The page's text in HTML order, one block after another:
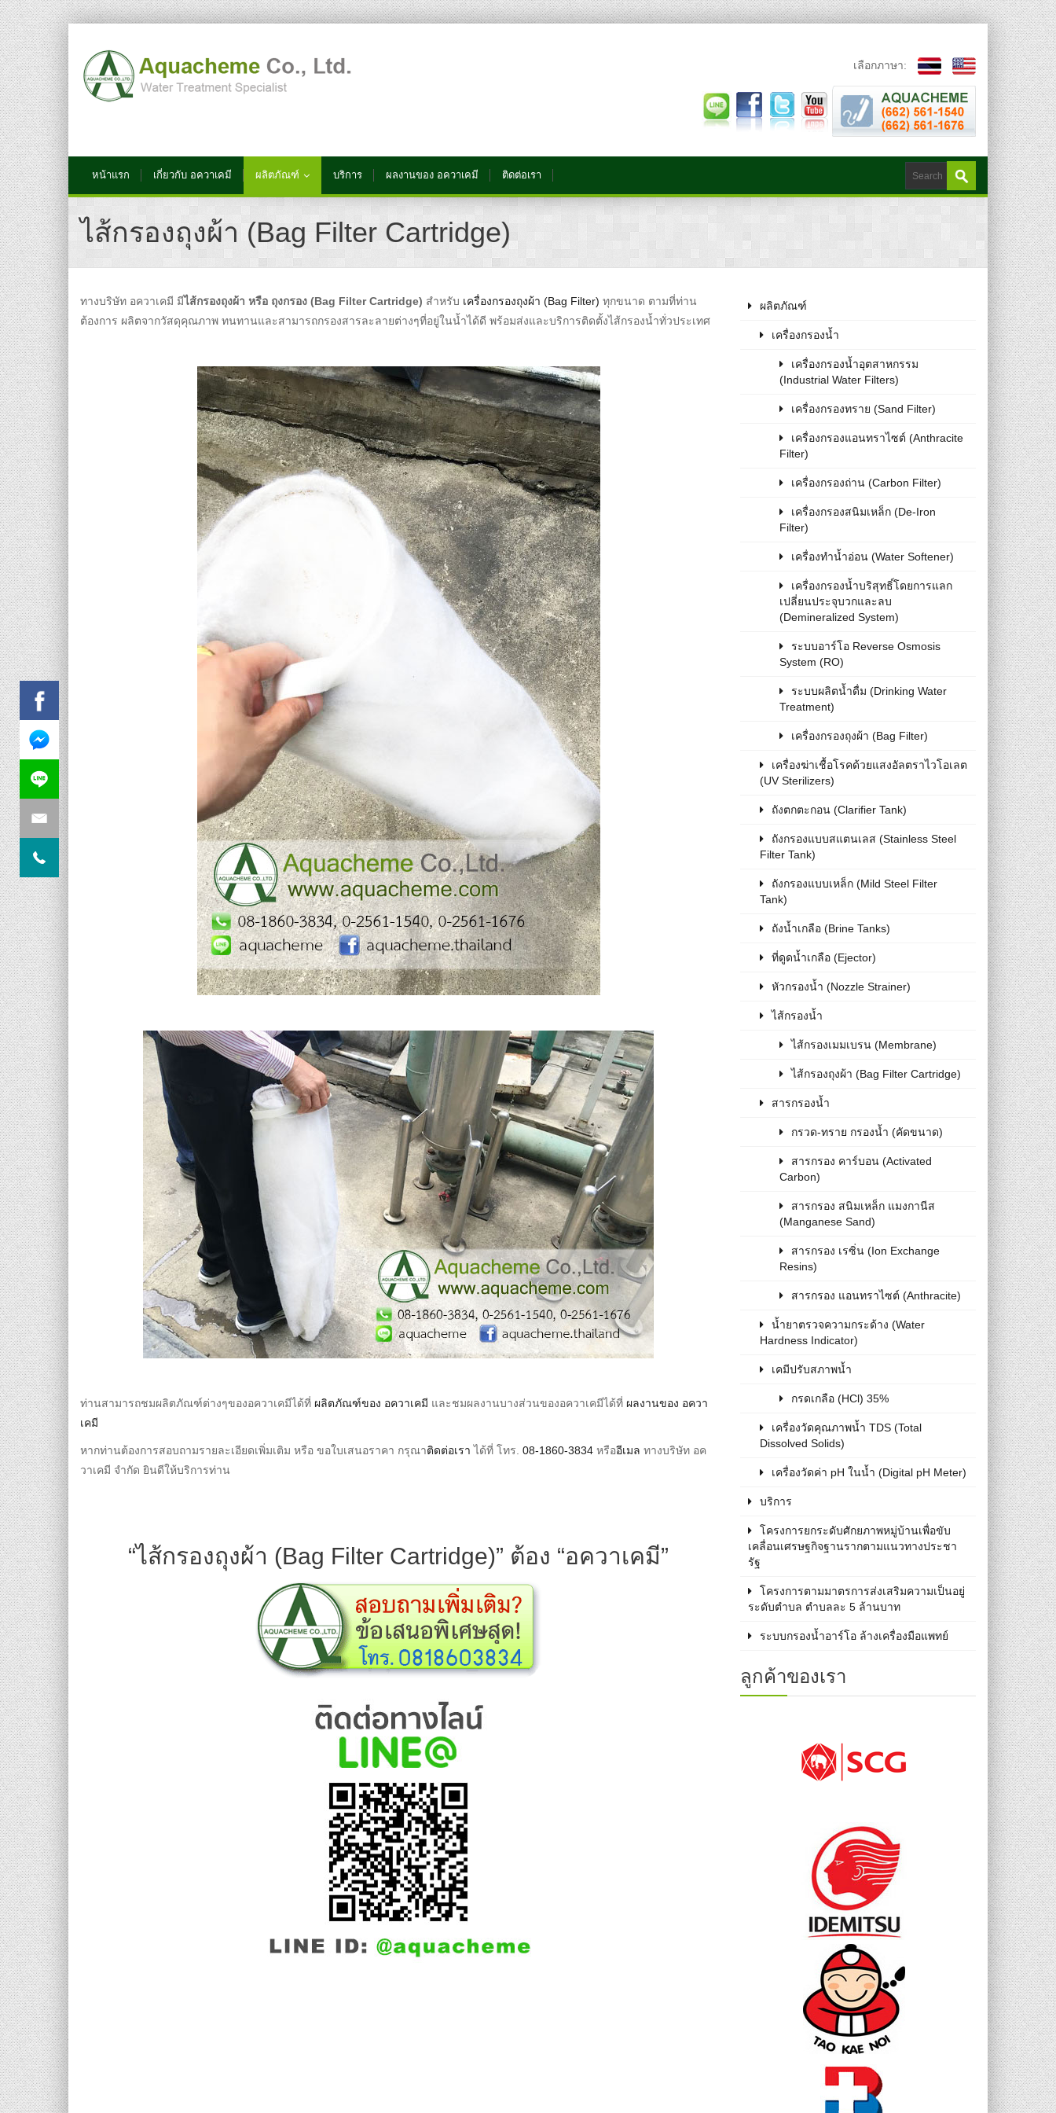
เลือกภาษา:
หน้าแรก เกี่ยวกับ อควาเคมี ผลิตภัณฑ์ บริการ ผลงานของ อควาเคมี ติดต่อเรา
ไส้กรองถุงผ้า (Bag Filter Cartridge)
ทางบริษัท อควาเคมี มีไส้กรองถุงผ้า หรือ ถุงกรอง (Bag Filter Cartridge) สำหรับ เครื่องกรองถุงผ้า (Bag Filter) ทุกขนาด ตามที่ท่าน
ต้องการ ผลิตจากวัสดุคุณภาพ ทนทานและสามารถกรองสารละลายต่างๆที่อยู่ในน้ำได้ดี พร้อมส่งและบริการติดตั้งไส้กรองน้ำทั่วประเทศ
ท่านสามารถชมผลิตภัณฑ์ต่างๆของอควาเคมีได้ที่ ผลิตภัณฑ์ของ อควาเคมี และชมผลงานบางส่วนของอควาเคมีได้ที่ ผลงานของ อควา
เคมี
หากท่านต้องการสอบถามรายละเอียดเพิ่มเติม หรือ ขอใบเสนอราคา กรุณาติดต่อเรา ได้ที่ โทร. 08-1860-3834 หรืออีเมล ทางบริษัท อค
วาเคมี จำกัด ยินดีให้บริการท่าน
“ไส้กรองถุงผ้า (Bag Filter Cartridge)” ต้อง “อควาเคมี”
ผลิตภัณฑ์
เครื่องกรองน้ำ
เครื่องกรองน้ำอุตสาหกรรม
(Industrial Water Filters)
เครื่องกรองทราย (Sand Filter)
เครื่องกรองแอนทราไซต์ (Anthracite
Filter)
เครื่องกรองถ่าน (Carbon Filter)
เครื่องกรองสนิมเหล็ก (De-Iron
Filter)
เครื่องทำน้ำอ่อน (Water Softener)
เครื่องกรองน้ำบริสุทธิ์โดยการแลก
เปลี่ยนประจุบวกและลบ
(Demineralized System)
ระบบอาร์โอ Reverse Osmosis
System (RO)
ระบบผลิตน้ำดื่ม (Drinking Water
Treatment)
เครื่องกรองถุงผ้า (Bag Filter)
เครื่องฆ่าเชื้อโรคด้วยแสงอัลตราไวโอเลต
(UV Sterilizers)
ถังตกตะกอน (Clarifier Tank)
ถังกรองแบบสแตนเลส (Stainless Steel
Filter Tank)
ถังกรองแบบเหล็ก (Mild Steel Filter
Tank)
ถังน้ำเกลือ (Brine Tanks)
ที่ดูดน้ำเกลือ (Ejector)
หัวกรองน้ำ (Nozzle Strainer)
ไส้กรองน้ำ
ไส้กรองเมมเบรน (Membrane)
ไส้กรองถุงผ้า (Bag Filter Cartridge)
สารกรองน้ำ
กรวด-ทราย กรองน้ำ (คัดขนาด)
สารกรอง คาร์บอน (Activated
Carbon)
สารกรอง สนิมเหล็ก แมงกานีส
(Manganese Sand)
สารกรอง เรซิ่น (Ion Exchange
Resins)
สารกรอง แอนทราไซต์ (Anthracite)
น้ำยาตรวจความกระด้าง (Water
Hardness Indicator)
เคมีปรับสภาพน้ำ
กรดเกลือ (HCl) 35%
เครื่องวัดคุณภาพน้ำ TDS (Total
Dissolved Solids)
เครื่องวัดค่า pH ในน้ำ (Digital pH Meter)
บริการ
โครงการยกระดับศักยภาพหมู่บ้านเพื่อขับ
เคลื่อนเศรษฐกิจฐานรากตามแนวทางประชา
รัฐ
โครงการตามมาตรการส่งเสริมความเป็นอยู่
ระดับตำบล ตำบลละ 5 ล้านบาท
ระบบกรองน้ำอาร์โอ ล้างเครื่องมือแพทย์
ลูกค้าของเรา